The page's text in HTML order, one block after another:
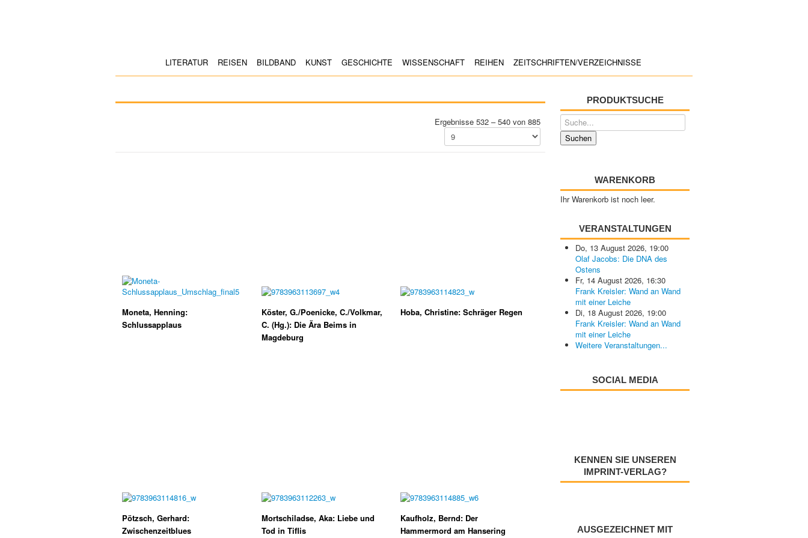
LITERATUR REISEN BILDBAND KUNST GESCHICHTE WISSENSCHAFT REIHEN ZEITSCHRIFTEN/VERZEICHNISSE
Ergebnisse 532 – 540 von 885
Moneta, Henning:
Schlussapplaus
Köster, G./Poenicke, C./Volkmar,
C. (Hg.): Die Ära Beims in
Magdeburg
Hoba, Christine: Schräger Regen
Pötzsch, Gerhard:
Zwischenzeitblues
Mortschiladse, Aka: Liebe und
Tod in Tiflis
Kaufholz, Bernd: Der
Hammermord am Hansering
PRODUKTSUCHE
WARENKORB
Ihr Warenkorb ist noch leer.
VERANSTALTUNGEN
Do, 13 August 2026, 19:00
Olaf Jacobs: Die DNA des
Ostens
Fr, 14 August 2026, 16:30
Frank Kreisler: Wand an Wand
mit einer Leiche
Di, 18 August 2026, 19:00
Frank Kreisler: Wand an Wand
mit einer Leiche
Weitere Veranstaltungen...
SOCIAL MEDIA
KENNEN SIE UNSEREN
IMPRINT-VERLAG?
AUSGEZEICHNET MIT